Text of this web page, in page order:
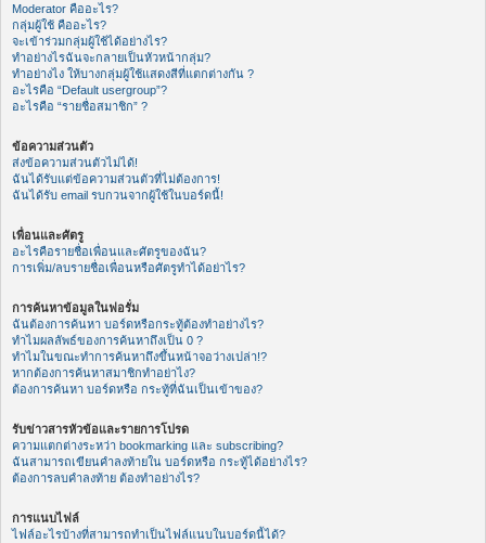
Moderator คืออะไร?
กลุ่มผู้ใช้ คืออะไร?
จะเข้าร่วมกลุ่มผู้ใช้ได้อย่างไร?
ทำอย่างไรฉันจะกลายเป็นหัวหน้ากลุ่ม?
ทำอย่างไง ให้บางกลุ่มผู้ใช้แสดงสีที่แตกต่างกัน ?
อะไรคือ “Default usergroup”?
อะไรคือ “รายชื่อสมาชิก” ?
ข้อความส่วนตัว
ส่งข้อความส่วนตัวไม่ได้!
ฉันได้รับแต่ข้อความส่วนตัวที่ไม่ต้องการ!
ฉันได้รับ email รบกวนจากผู้ใช้ในบอร์ดนี้!
เพื่อนและศัตรู
อะไรคือรายชื่อเพื่อนและศัตรูของฉัน?
การเพิ่ม/ลบรายชื่อเพื่อนหรือศัตรูทำได้อย่าไร?
การค้นหาข้อมูลในฟอรั่ม
ฉันต้องการค้นหา บอร์ดหรือกระทู้ต้องทำอย่างไร?
ทำไมผลลัพธ์ของการค้นหาถึงเป็น 0 ?
ทำไมในขณะทำการค้นหาถึงขึ้นหน้าจอว่างเปล่า!?
หากต้องการค้นหาสมาชิกทำอย่าไง?
ต้องการค้นหา บอร์ดหรือ กระทู้ที่ฉันเป็นเข้าของ?
รับข่าวสารหัวข้อและรายการโปรด
ความแตกต่างระหว่า bookmarking และ subscribing?
ฉันสามารถเขียนคำลงท้ายใน บอร์ดหรือ กระทู้ได้อย่างไร?
ต้องการลบคำลงท้าย ต้องทำอย่างไร?
การแนบไฟล์
ไฟล์อะไรบ้างที่สามารถทำเป็นไฟล์แนบในบอร์ดนี้ได้?